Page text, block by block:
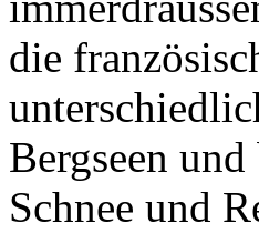
die
Bergseen
Schnee und